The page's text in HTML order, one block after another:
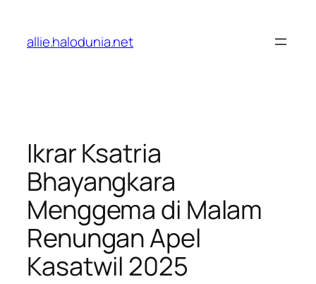
konten
allie.halodunia.net
Ikrar Ksatria
Bhayangkara
Menggema di Malam
Renungan Apel
Kasatwil 2025